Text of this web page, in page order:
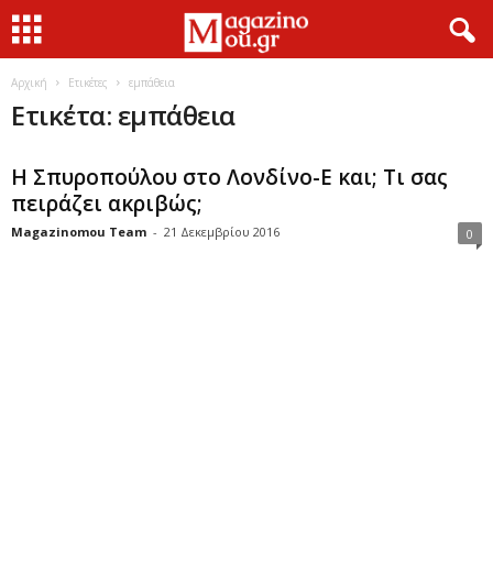
Αρχική Ετικέτες εμπάθεια
Ετικέτα: εμπάθεια
Η Σπυροπούλου στο Λονδίνο-Ε και; Τι σας
πειράζει ακριβώς;
Magazinomou Team - 21 Δεκεμβρίου 2016 0